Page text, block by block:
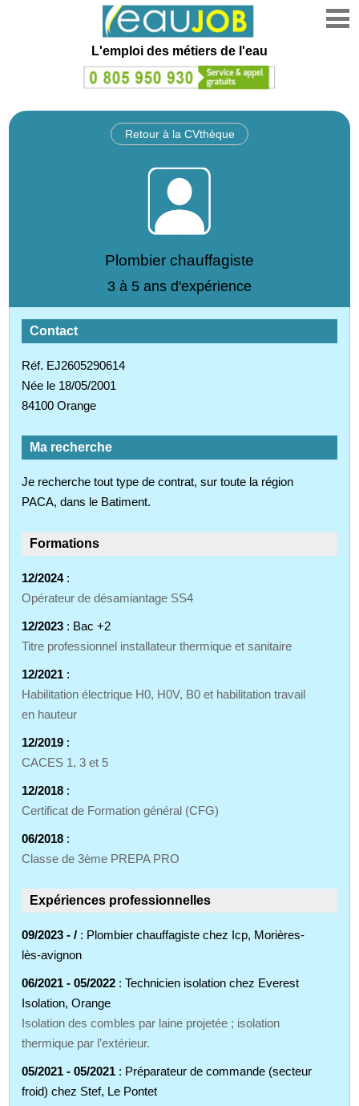
L'emploi des métiers de l'eau
Retour à la CVthèque
Plombier chauffagiste
3 à 5 ans d'expérience
Contact
Réf. EJ2605290614
Née le 18/05/2001
84100 Orange
Ma recherche
Je recherche tout type de contrat, sur toute la région
PACA, dans le Batiment.
Formations
12/2024:
Opérateur de désamiantage SS4
12/2023 : Bac +2
Titre professionnel installateur thermique et sanitaire
12/2021 :
Habilitation électrique H0, H0V, B0 et habilitation travail
en hauteur
12/2019 :
CACES 1, 3 et 5
12/2018 :
Certificat de Formation général (CFG)
06/2018 :
Classe de 3ème PREPA PRO
Expériences professionnelles
09/2023 - / : Plombier chauffagiste chez Icp, Morières-
lès-avignon
06/2021 - 05/2022 : Technicien isolation chez Everest
Isolation, Orange
Isolation des combles par laine projetée ; isolation
thermique par l’extérieur.
05/2021 - 05/2021 : Préparateur de commande (secteur
froid) chez Stef, Le Pontet